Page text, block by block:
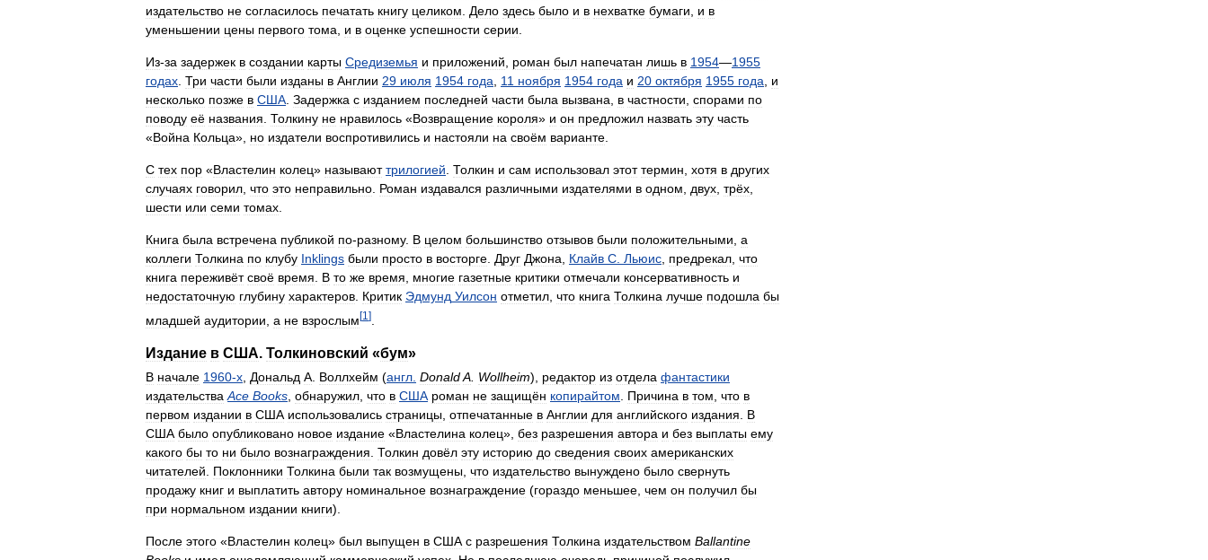
издательство не согласилось печатать книгу целиком Дело здесь было и в нехватке бумаги и в
уменьшении цены первого тома и в оценке успешности серии
Из-за задержек в создании карты Средиземья и приложений роман был напечатан лишь в 1954—1955
годах Три части были изданы в Англии 29 июля 1954 года 11 ноября 1954 года и 20 октября 1955 года
и
несколько позже в США Задержка с изданием последней части была вызвана в частности спорами по
поводу её названия Толкину не нравилось «Возвращение короля» и он предложил назвать эту часть
«Война Кольца», но издатели воспротивились и настояли на своём варианте
С тех пор «Властелин колец» называют трилогией Толкин и сам использовал этот термин хотя в других
случаях говорил что это неправильно Роман издавался различными издателями в одном двух трёх
шести или семи томах
Книга была встречена публикой по-разному. В целом большинство отзывов были положительными а
коллеги Толкина по клубу Inklings были просто в восторге Друг Джона Клайв С Льюис предрекал что
книга переживёт своё время В то же время многие газетные критики отмечали консервативность и
недостаточную глубину характеров Критик Эдмунд Уилсон отметил что книга Толкина лучше подошла бы
младшей аудитории а не взрослым[1 ]
Издание в США. Толкиновский «бум»
В начале 1960-х Дональд А Воллхейм (англ DonaldA Wollheim), редактор из отдела фантастики
издательства Ace Books обнаружил что в США роман не защищён копирайтом Причина в том что в
первом издании в США использовались страницы отпечатанные в Англии для английского издания
В
США было опубликовано новое издание «Властелина колец», без разрешения автора и без выплаты ему
какого бы то ни было вознаграждения Толкин довёл эту историю до сведения своих американских
читателей
Поклонники Толкина были так возмущены что издательство вынуждено было свернуть
продажу книг и выплатить автору номинальное вознаграждение (гораздо меньшее чем он получил бы
при нормальном издании книги).
После этого «Властелин колец» был выпущен в США с разрешения Толкина издательством Ballantine